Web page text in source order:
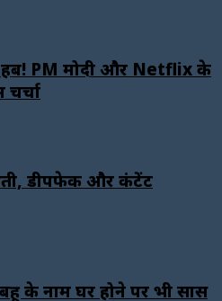
हब! PM मोदी और Netflix के
डीपफेक और कंटेंट
के नाम घर होने पर भी सास